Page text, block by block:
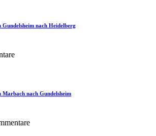
nach Heidelberg
nach Gundelsheim